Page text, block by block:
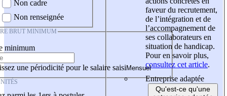
Non cadre
Non renseignée
BRUT MINIMUM
minimum
une périodicité pour le salaire saisi
faveur du recrutement,
de l’intégration et de
l’accompagnement de
ses collaborateurs en
situation de handicap.
Pour en savoir plus,
consultez cet article.
Entreprise adaptée
Qu'est-ce qu'une